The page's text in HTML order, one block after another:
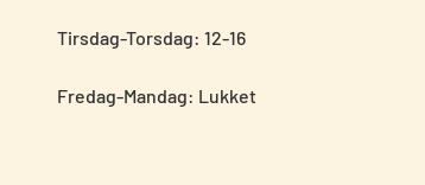
Tirsdag-Torsdag: 12-16
Fredag-Mandag: Lukket